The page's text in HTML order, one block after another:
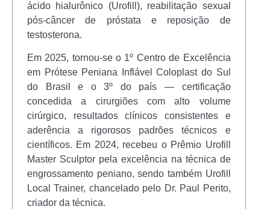
ácido hialurônico (Urofill), reabilitação sexual
pós-câncer de próstata e reposição de
testosterona.
Em 2025, tornou-se o 1º Centro de Excelência
em Prótese Peniana Inflável Coloplast do Sul
do Brasil e o 3º do país — certificação
concedida a cirurgiões com alto volume
cirúrgico, resultados clínicos consistentes e
aderência a rigorosos padrões técnicos e
científicos. Em 2024, recebeu o Prêmio Urofill
Master Sculptor pela excelência na técnica de
engrossamento peniano, sendo também Urofill
Local Trainer, chancelado pelo Dr. Paul Perito,
criador da técnica.